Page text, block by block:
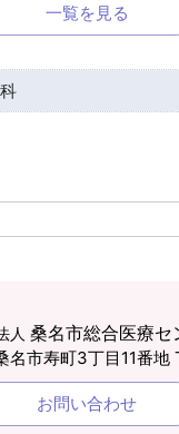
一覧を見る
人 桑名市総合医療セ
名市寿町3丁目11番地
お問い合わせ